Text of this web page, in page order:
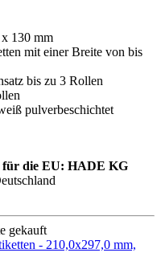
130 mm
mit einer Breite von bis
bis zu 3 Rollen
pulverbeschichtet
für die EU: HADE KG
gekauft